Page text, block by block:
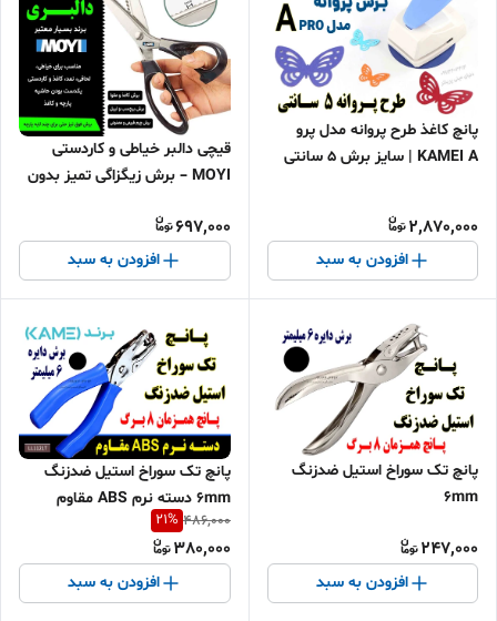
پانچ کاغذ طرح پروانه مدل پرو
KAMEI A | سایز برش ۵ سانتی
2,870,000
افزودن به سبد
قیچی دالبر خیاطی و کاردستی
MOYI – برش زیگزاگی تمیز بدون
697,000
افزودن به سبد
پانچ تک سوراخ استیل ضدزنگ
۶mm
247,000
افزودن به سبد
پانچ تک سوراخ استیل ضدزنگ
۶mm دسته نرم ABS مقاوم
486,000
21%
380,000
افزودن به سبد